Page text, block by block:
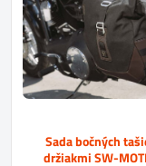
Sada bočných
držiakmi SW-